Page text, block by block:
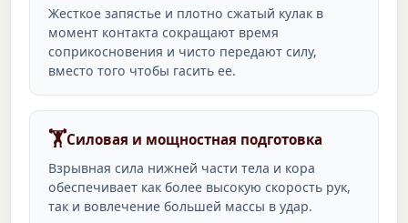
Жесткое запястье и плотно сжатый кулак в
момент контакта сокращают время
соприкосновения и чисто передают силу,
вместо того чтобы гасить ее.
🏋️Силовая и мощностная подготовка
Взрывная сила нижней части тела и кора
обеспечивает как более высокую скорость рук,
так и вовлечение большей массы в удар.